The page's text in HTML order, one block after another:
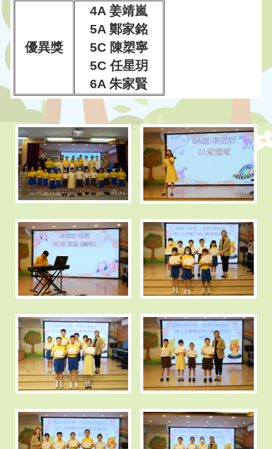
優異獎
4A 姜靖嵐
5A 鄭家銘
5C 陳槊寧
5C 任星玥
6A 朱家賢